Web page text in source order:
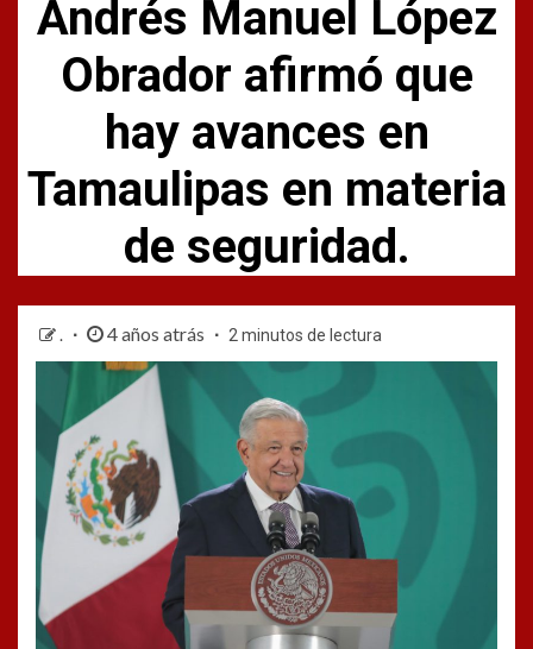
Andrés Manuel López
Obrador afirmó que
hay avances en
Tamaulipas en materia
de seguridad.
. 4 años atrás 2 minutos de lectura